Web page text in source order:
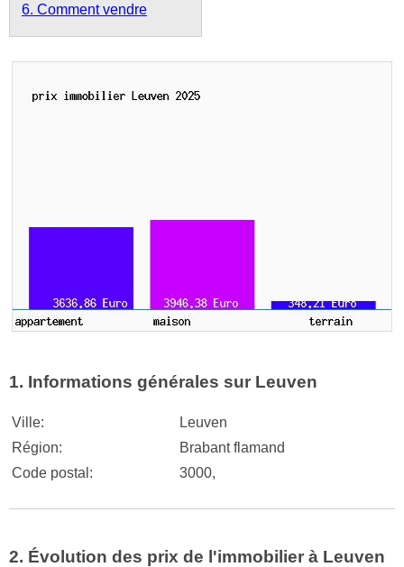
6. Comment vendre
1. Informations générales sur Leuven
Ville:
Leuven
Région:
Brabant flamand
Code postal:
3000,
2. Évolution des prix de l'immobilier à Leuven